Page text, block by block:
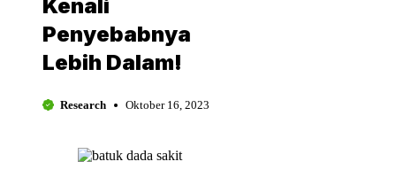
Kenali
Penyebabnya
Lebih Dalam!
Research Oktober 16, 2023